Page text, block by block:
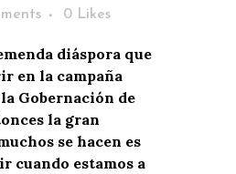
0 Likes
diáspora que
en la campaña
Gobernación de
la gran
se hacen es
cuando estamos a